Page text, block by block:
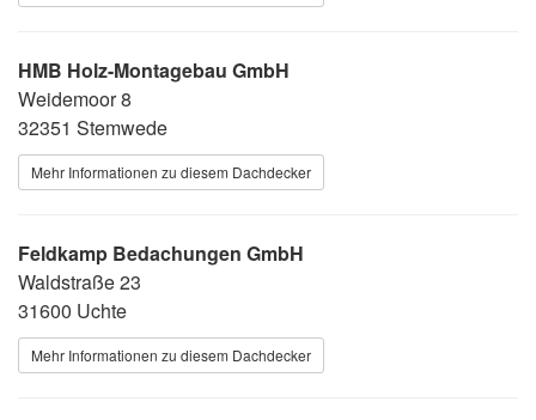
HMB Holz-Montagebau GmbH
Weidemoor 8
32351 Stemwede
Mehr Informationen zu diesem Dachdecker
Feldkamp Bedachungen GmbH
Waldstraße 23
31600 Uchte
Mehr Informationen zu diesem Dachdecker